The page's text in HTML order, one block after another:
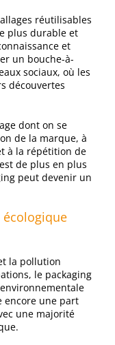
réutilisables
plus durable et
et
un bouche-à-
sociaux, où les
découvertes
dont on se
de la marque, à
à la répétition de
de plus en plus
peut devenir un
écologique
la pollution
le packaging
encore une part
une majorité